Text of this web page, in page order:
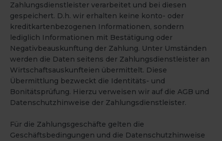
Zahlungsdienstleister verarbeitet und bei diesen
gespeichert. D.h. wir erhalten keine konto- oder
kreditkartenbezogenen Informationen, sondern
lediglich Informationen mit Bestätigung oder
Negativbeauskunftung der Zahlung. Unter Umständen
werden die Daten seitens der Zahlungsdienstleister an
Wirtschaftsauskunfteien übermittelt. Diese
Übermittlung bezweckt die Identitäts- und
Bonitätsprüfung. Hierzu verweisen wir auf die AGB und
Datenschutzhinweise der Zahlungsdienstleister.
Für die Zahlungsgeschäfte gelten die
Geschäftsbedingungen und die Datenschutzhinweise